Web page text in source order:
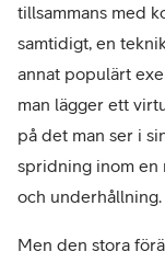
tillsammans med
samtidigt, en
annat populärt
man lägger ett
på det man ser i
spridning inom en
och underhållning.
Men den stora